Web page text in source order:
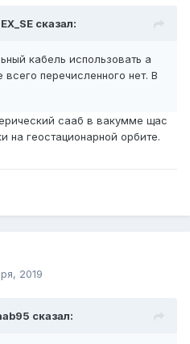
сказал:
кабель использовать а
перечисленного нет. В
сааб в вакумме щас
на геостационарной орбите.
2019
сказал: